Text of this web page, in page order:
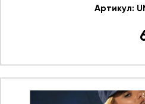
Артикул: